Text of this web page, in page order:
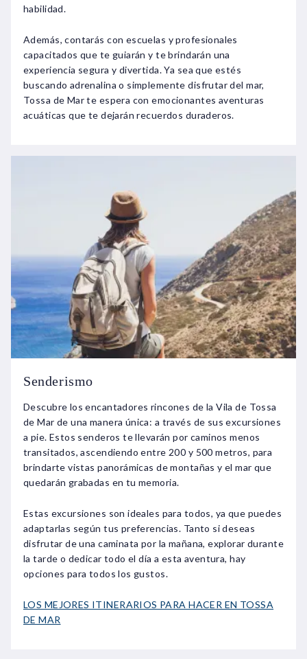
habilidad.
Además, contarás con escuelas y profesionales
capacitados que te guiarán y te brindarán una
experiencia segura y divertida. Ya sea que estés
buscando adrenalina o simplemente disfrutar del mar,
Tossa de Mar te espera con emocionantes aventuras
acuáticas que te dejarán recuerdos duraderos.
Senderismo
Descubre los encantadores rincones de la Vila de Tossa
de Mar de una manera única: a través de sus excursiones
a pie. Estos senderos te llevarán por caminos menos
transitados, ascendiendo entre 200 y 500 metros, para
brindarte vistas panorámicas de montañas y el mar que
quedarán grabadas en tu memoria.
Estas excursiones son ideales para todos, ya que puedes
adaptarlas según tus preferencias. Tanto si deseas
disfrutar de una caminata por la mañana, explorar durante
la tarde o dedicar todo el día a esta aventura, hay
opciones para todos los gustos.
LOS MEJORES ITINERARIOS PARA HACER EN TOSSA
DE MAR